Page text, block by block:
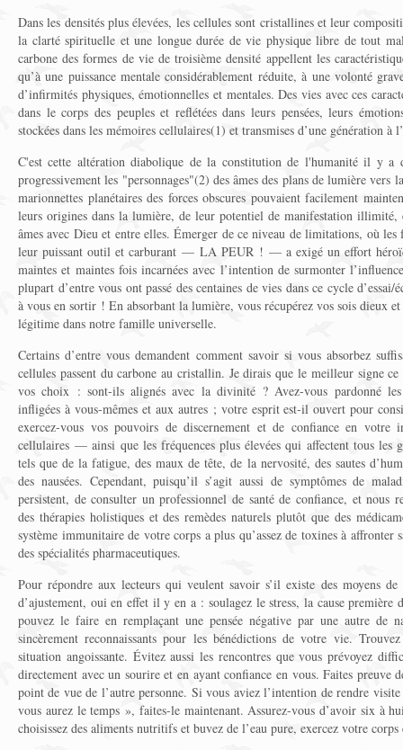
Dans les densités plus élevées, les cellules sont cristallines et leur
la clarté spirituelle et une longue durée de vie physique libre de tout
carbone des formes de vie de troisième densité appellent les
qu’à une puissance mentale considérablement réduite, à une volonté
d’infirmités physiques, émotionnelles et mentales. Des vies avec ces
dans le corps des peuples et reflétées dans leurs pensées, leurs
stockées dans les mémoires cellulaires(1) et transmises d’une génération à
C'est cette altération diabolique de la constitution de l'humanité il y a
progressivement les "personnages"(2) des âmes des plans de lumière vers
marionnettes planétaires des forces obscures pouvaient facilement
leurs origines dans la lumière, de leur potentiel de manifestation illimité,
âmes avec Dieu et entre elles. Émerger de ce niveau de limitations, où les
leur puissant outil et carburant — LA PEUR ! — a exigé un effort
maintes et maintes fois incarnées avec l’intention de surmonter
plupart d’entre vous ont passé des centaines de vies dans ce cycle
à vous en sortir ! En absorbant la lumière, vous récupérez vos sois dieux et
légitime dans notre famille universelle.
Certains d’entre vous demandent comment savoir si vous absorbez
cellules passent du carbone au cristallin. Je dirais que le meilleur signe ce
vos choix : sont-ils alignés avec la divinité ? Avez-vous pardonné les
infligées à vous-mêmes et aux autres ; votre esprit est-il ouvert pour
exercez-vous vos pouvoirs de discernement et de confiance en votre
cellulaires — ainsi que les fréquences plus élevées qui affectent tous les
tels que de la fatigue, des maux de tête, de la nervosité, des sautes
des nausées. Cependant, puisqu’il s’agit aussi de symptômes de
persistent, de consulter un professionnel de santé de confiance, et nous
des thérapies holistiques et des remèdes naturels plutôt que des
système immunitaire de votre corps a plus qu’assez de toxines à affronter
des spécialités pharmaceutiques.
Pour répondre aux lecteurs qui veulent savoir s’il existe des moyens
d’ajustement, oui en effet il y en a : soulagez le stress, la cause première
pouvez le faire en remplaçant une pensée négative par une autre de
sincèrement reconnaissants pour les bénédictions de votre vie.
situation angoissante. Évitez aussi les rencontres que vous prévoyez
directement avec un sourire et en ayant confiance en vous. Faites preuve
point de vue de l’autre personne. Si vous aviez l’intention de rendre
vous aurez le temps », faites-le maintenant. Assurez-vous d’avoir six à
choisissez des aliments nutritifs et buvez de l’eau pure, exercez votre